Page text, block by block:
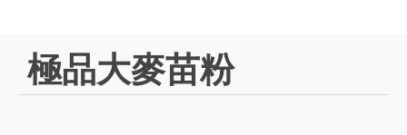
極品大麥苗粉